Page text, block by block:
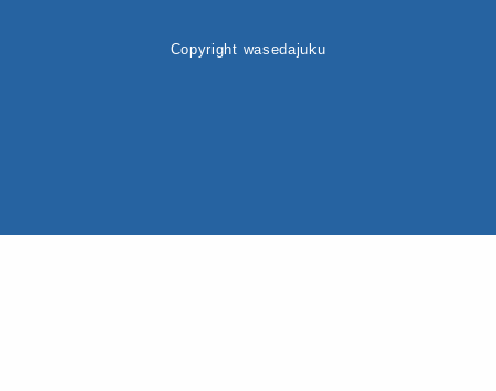
Copyright wasedajuku